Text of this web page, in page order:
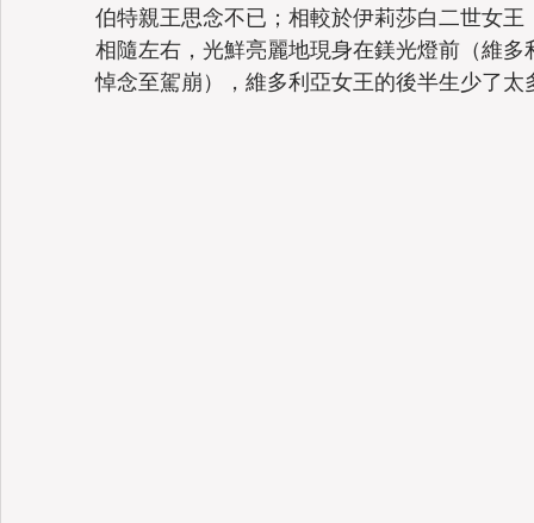
伯特親王思念不已；相較於伊莉莎白二世女
相隨左右，光鮮亮麗地現身在鎂光燈前（維
悼念至駕崩），維多利亞女王的後半生少了太